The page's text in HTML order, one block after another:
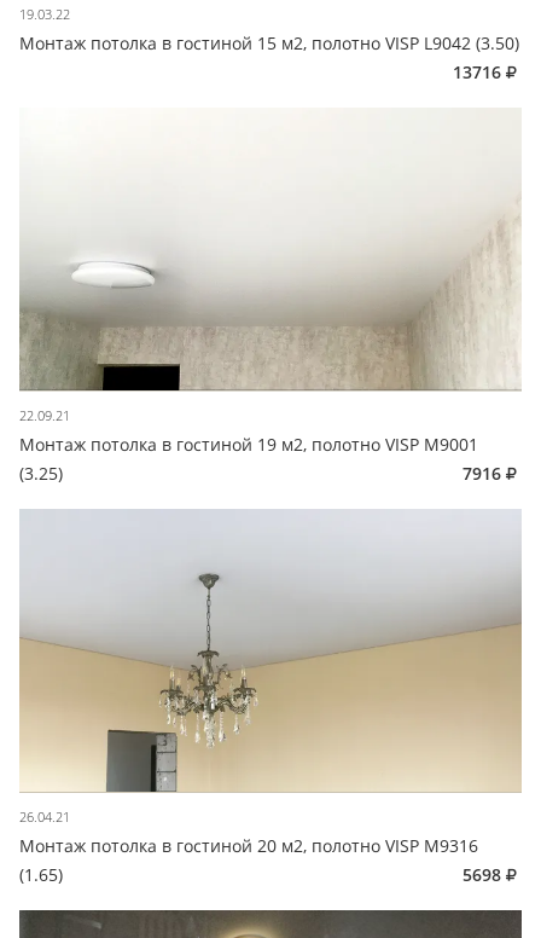
19.03.22
Монтаж потолка в гостиной 15 м2, полотно VISP L9042 (3.50)
13716
22.09.21
Монтаж потолка в гостиной 19 м2, полотно VISP M9001
(3.25)
7916
26.04.21
Монтаж потолка в гостиной 20 м2, полотно VISP M9316
(1.65)
5698